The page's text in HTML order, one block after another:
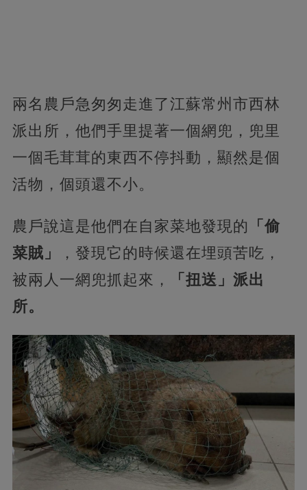
兩名農戶急匆匆走進了江蘇常州市西林
派出所，他們手里提著一個網兜，兜里
一個毛茸茸的東西不停抖動，顯然是個
活物，個頭還不小。
農戶說這是他們在自家菜地發現的
「偷
菜賊」
，發現它的時候還在埋頭苦吃，
被兩人一網兜抓起來，
「扭送」派出
所。